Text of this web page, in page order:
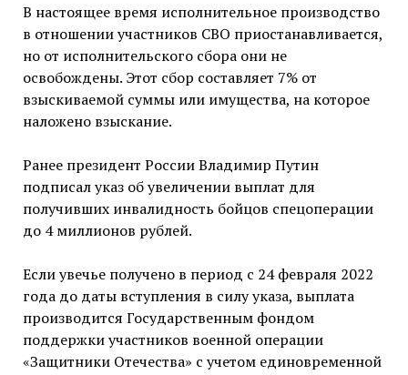
В настоящее время исполнительное производство
в отношении участников СВО приостанавливается,
но от исполнительского сбора они не
освобождены. Этот сбор составляет 7% от
взыскиваемой суммы или имущества, на которое
наложено взыскание.
Ранее президент России Владимир Путин
подписал указ об увеличении выплат для
получивших инвалидность бойцов спецоперации
до 4 миллионов рублей.
Если увечье получено в период с 24 февраля 2022
года до даты вступления в силу указа, выплата
производится Государственным фондом
поддержки участников военной операции
«Защитники Отечества» с учетом единовременной